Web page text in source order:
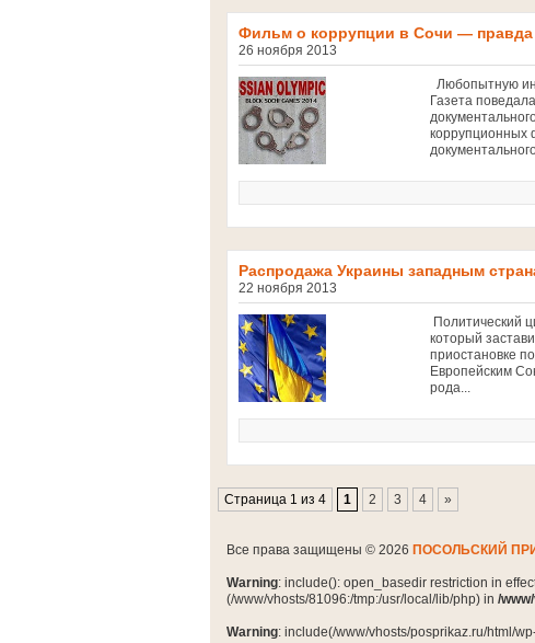
Фильм о коррупции в Сочи —
26 ноября 2013
Любопытную
Газета
коррупционных
Распродажа Украины западным
22 ноября 2013
Политический
который
приостановке
Европейским
рода...
Страница 1 из 4 1 2 3 4 »
Все права защищены © 2026 ПОСОЛЬСКИЙ
Warning: include(): open_basedir restriction in
(/www/vhosts/81096:/tmp:/usr/local/lib/php) in /
Warning: include(/www/vhosts/posprikaz.ru/html/